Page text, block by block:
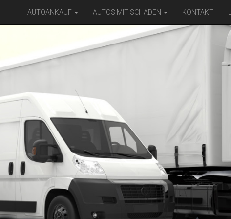
AUTOANKAUF AUTOS MIT SCHADEN KONTAKT